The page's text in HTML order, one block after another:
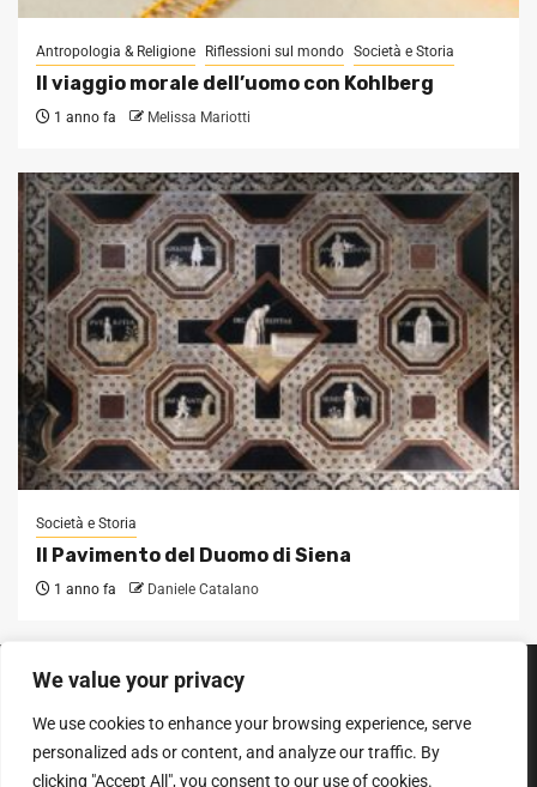
We value your privacy
We use cookies to enhance your browsing experience, serve
personalized ads or content, and analyze our traffic. By
clicking "Accept All", you consent to our use of cookies.
Antropologia & Religione Riflessioni sul mondo Società e Storia
Il viaggio morale dell’uomo con Kohlberg
1 anno fa Melissa Mariotti
Società e Storia
Il Pavimento del Duomo di Siena
1 anno fa Daniele Catalano
SEGUICI SUI SOCIAL
Facebook
Instagram
YouTube